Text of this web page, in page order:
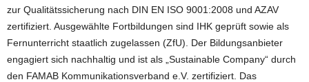
zur Qualitätssicherung nach DIN EN ISO 9001:2008 und AZAV
zertifiziert. Ausgewählte Fortbildungen sind IHK geprüft sowie als
Fernunterricht staatlich zugelassen (ZfU). Der Bildungsanbieter
engagiert sich nachhaltig und ist als „Sustainable Company“ durch
den FAMAB Kommunikationsverband e.V. zertifiziert. Das